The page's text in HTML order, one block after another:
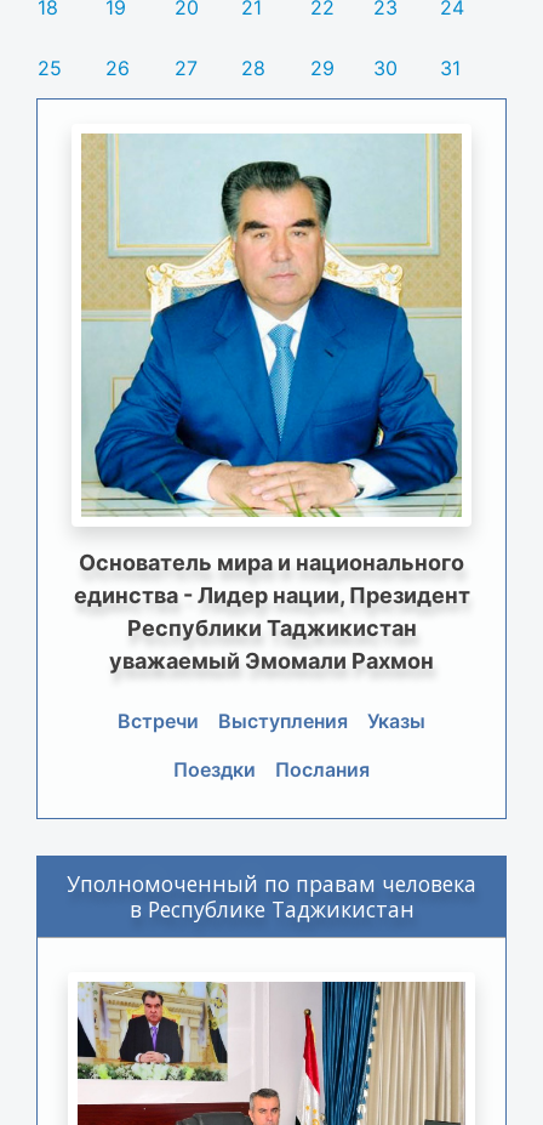
18 19 20 21 22 23 24
25 26 27 28 29 30 31
Основатель мира и национального
единства - Лидер нации, Президент
Республики Таджикистан
уважаемый Эмомали Рахмон
Встречи Выступления
Указы
Поездки
Послания
Уполномоченный по правам человека
в Республике Таджикистан